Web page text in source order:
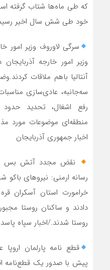
که طی ماه‌ها شتاب گرفته
خود طی شش سال اخیر
سرگی لاوروف وزیر امور
وزیر امور خارجه
آنتالیا باهم ملاقات
سه‌جانبه، عادی‌سازی
رفع اشغال، تحدید حدود
منطقه‌ای موضوعات مورد
اخبار جمهوری آذربایجان
نقض مجدد آتش بس
رسانه ارمنی: نیروهای
خرامورت استان آسکران
دادند و ساکنان روستا
روستا شدند./اخبار سپاه
قطع نامه پارلمان اروپا
پیش با صدور یک قطع‌نامه